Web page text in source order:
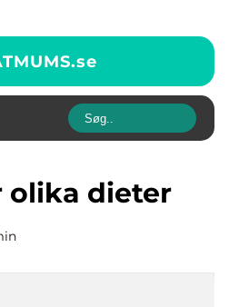
se
olika dieter